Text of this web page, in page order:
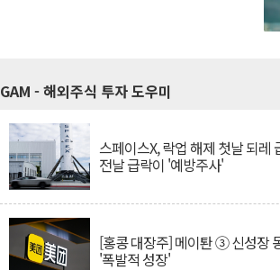
GAM - 해외주식 투자 도우미
스페이스X, 락업 해제 첫날 되레
전날 급락이 '예방주사'
[홍콩 대장주] 메이퇀 ③ 신성장
'폭발적 성장'